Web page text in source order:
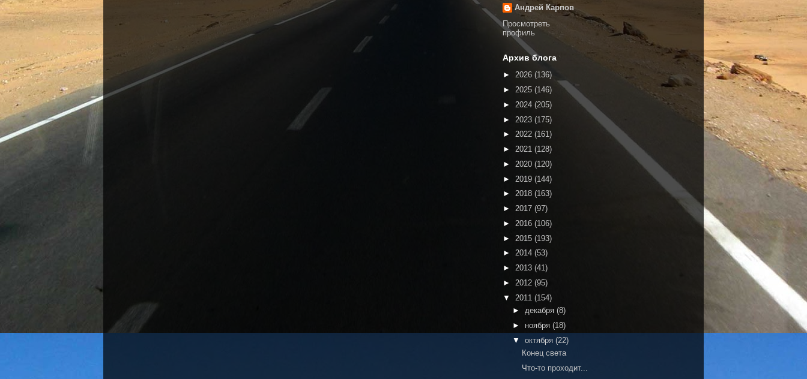
Андрей Карпов
Просмотреть
профиль
Архив блога
► 2026 (136)
► 2025 (146)
► 2024 (205)
► 2023 (175)
► 2022 (161)
► 2021 (128)
► 2020 (120)
► 2019 (144)
► 2018 (163)
► 2017 (97)
► 2016 (106)
► 2015 (193)
► 2014 (53)
► 2013 (41)
► 2012 (95)
▼ 2011 (154)
► декабря (8)
► ноября (18)
▼ октября (22)
Конец света
Что-то проходит...